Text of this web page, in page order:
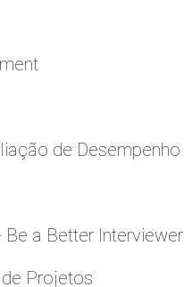
de Desempenho
a Better Interviewer
Projetos